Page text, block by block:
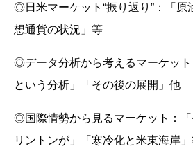
◎日米マーケット“振り返り”：「原
想通貨の状況」等
◎データ分析から考えるマーケッ
という分析」「その後の展開」他
◎国際情勢から見るマーケット：
リントンが」「寒冷化と米東海岸